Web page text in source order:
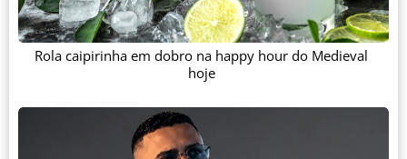
Rola caipirinha em dobro na happy hour do Medieval
hoje